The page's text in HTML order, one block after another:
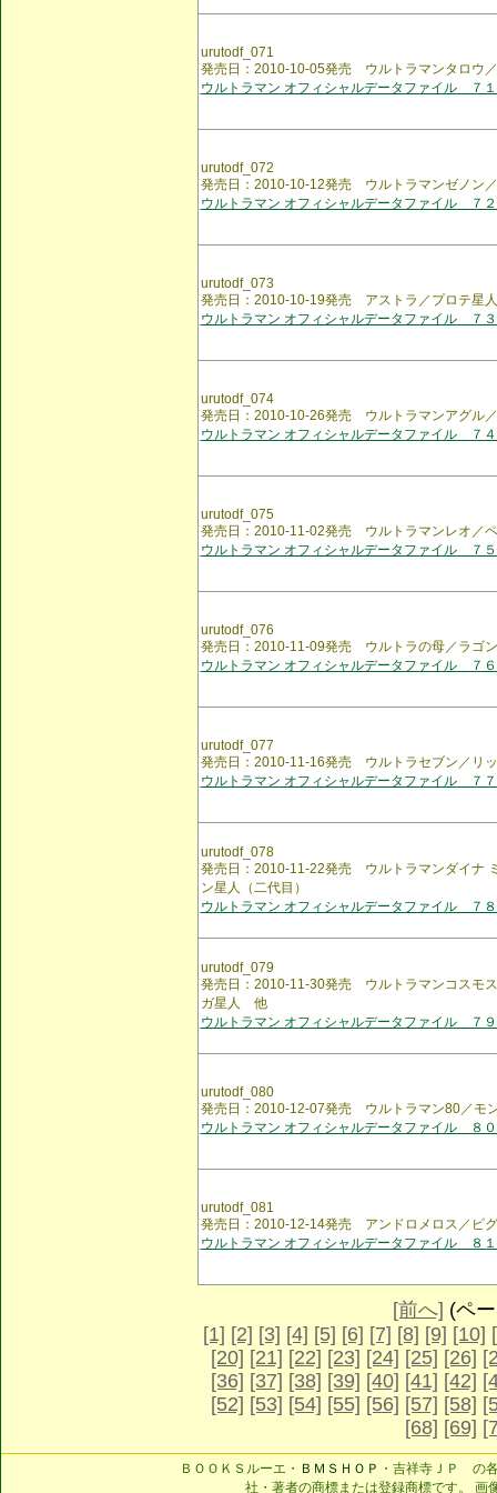
urutodf_071
発売日：2010-10-05発売 ウルトラマンタロウ
ウルトラマン オフィシャルデータファイル ７
urutodf_072
発売日：2010-10-12発売 ウルトラマンゼノン
ウルトラマン オフィシャルデータファイル ７
urutodf_073
発売日：2010-10-19発売 アストラ／プロテ星
ウルトラマン オフィシャルデータファイル ７
urutodf_074
発売日：2010-10-26発売 ウルトラマンアグル
ウルトラマン オフィシャルデータファイル ７
urutodf_075
発売日：2010-11-02発売 ウルトラマンレオ／
ウルトラマン オフィシャルデータファイル ７
urutodf_076
発売日：2010-11-09発売 ウルトラの母／ラゴ
ウルトラマン オフィシャルデータファイル ７
urutodf_077
発売日：2010-11-16発売 ウルトラセブン／リ
ウルトラマン オフィシャルデータファイル ７
urutodf_078
発売日：2010-11-22発売 ウルトラマンダイナ
ン星人（二代目）
ウルトラマン オフィシャルデータファイル ７
urutodf_079
発売日：2010-11-30発売 ウルトラマンコスモ
ガ星人 他
ウルトラマン オフィシャルデータファイル ７
urutodf_080
発売日：2010-12-07発売 ウルトラマン80／モ
ウルトラマン オフィシャルデータファイル ８
urutodf_081
発売日：2010-12-14発売 アンドロメロス／ピ
ウルトラマン オフィシャルデータファイル ８
[前へ] (ペ
[1] [2] [3] [4] [5] [6] [7] [8] [9] [10]
[20] [21] [22] [23] [24] [25] [26]
[36] [37] [38] [39] [40] [41] [42]
[52] [53] [54] [55] [56] [57] [58]
[68] [69]
ＢＯＯＫＳルーエ・ ＢＭＳＨＯＰ ・吉祥寺ＪＰ の
社・著者の商標または登録商標です。 画